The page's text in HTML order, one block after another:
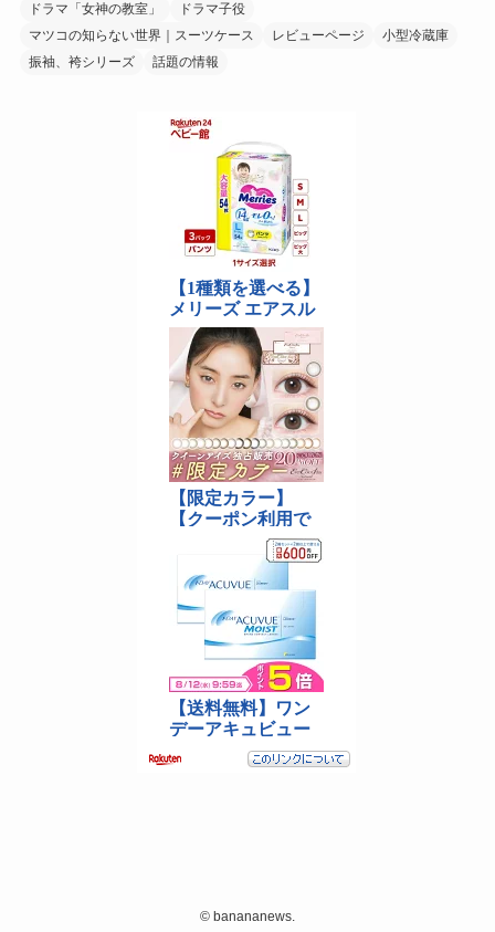
ドラマ「女神の教室」
ドラマ子役
マツコの知らない世界｜スーツケース
レビューページ
小型冷蔵庫
振袖、袴シリーズ
話題の情報
© banananews.